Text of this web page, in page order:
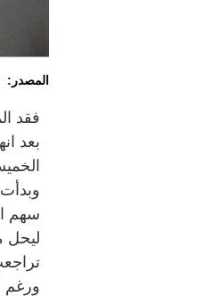
المصدر:
سهم
ليحل
تراجعت
ورغم